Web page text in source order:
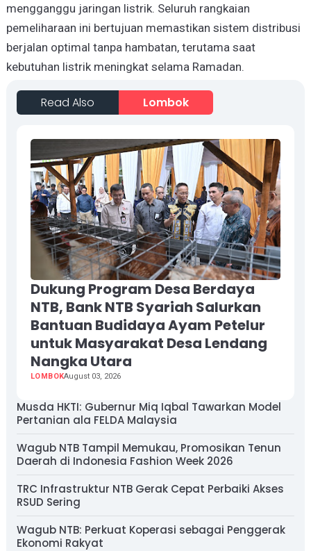
mengganggu jaringan listrik. Seluruh rangkaian
pemeliharaan ini bertujuan memastikan sistem distribusi
berjalan optimal tanpa hambatan, terutama saat
kebutuhan listrik meningkat selama Ramadan.
Read Also Lombok
Dukung Program Desa Berdaya
NTB, Bank NTB Syariah Salurkan
Bantuan Budidaya Ayam Petelur
untuk Masyarakat Desa Lendang
Nangka Utara
LOMBOKAugust 03, 2026
Musda HKTI: Gubernur Miq Iqbal Tawarkan Model
Pertanian ala FELDA Malaysia
Wagub NTB Tampil Memukau, Promosikan Tenun
Daerah di Indonesia Fashion Week 2026
TRC Infrastruktur NTB Gerak Cepat Perbaiki Akses
RSUD Sering
Wagub NTB: Perkuat Koperasi sebagai Penggerak
Ekonomi Rakyat